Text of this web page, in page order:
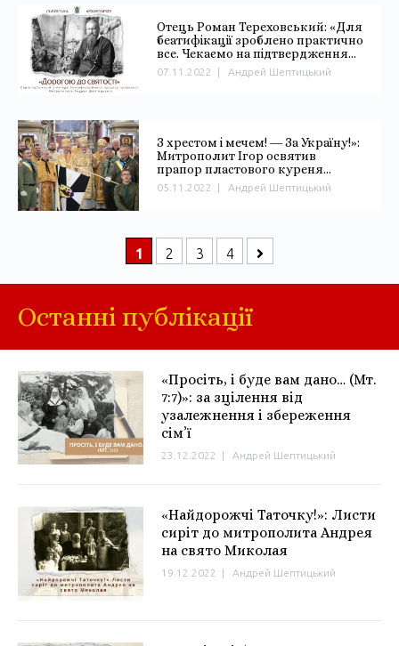
Отець Роман Тереховський: «Для
беатифікації зроблено практично
все. Чекаємо на підтвердження
чуда»
07.11.2022 Андрей Шептицький
З хрестом і мечем! ― За Україну!»:
Митрополит Ігор освятив
прапор пластового куреня
«Орден Хрестоносців» імені
Митрополита Андрея
05.11.2022 Андрей Шептицький
1 2 3 4
Останні публікації
«Просіть, і буде вам дано… (Мт.
7:7)»: за зцілення від
узалежнення і збереження
сім’ї
23.12.2022 | Андрей Шептицький
«Найдорожчі Таточку!»: Листи
сиріт до митрополита Андрея
на свято Миколая
19.12.2022 Андрей Шептицький